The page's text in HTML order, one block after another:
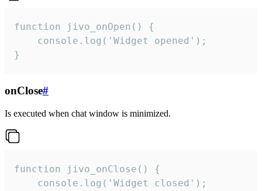
function jivo_onOpen() {
    console.log('Widget opened');
}
onClose#
Is executed when chat window is minimized.
function jivo_onClose() {
    console.log('Widget closed');